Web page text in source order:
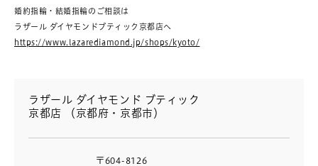
婚約指輪・結婚指輪のご相談は
ラザール ダイヤモンドブティック京都店へ
https://www.lazarediamond.jp/shops/kyoto/
ラザール ダイヤモンド ブティック
京都店 （京都府・京都市）
〒604-8126